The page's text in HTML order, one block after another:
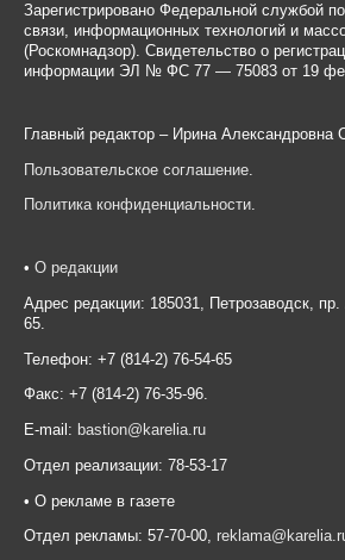
Зарегистрировано Федеральной службой
связи, информационных технологий и
(Роскомнадзор). Свидетельство о
информации ЭЛ № ФС 77 — 75083 от 19
Главный редактор – Ирина Александровна
Пользовательское соглашение
Политика конфиденциальности.
• О редакции
Адрес редакции: 185031, Петрозаводск, пр.
65.
Телефон: +7 (814-2) 76-54-65
Факс: +7 (814-2) 76-35-96.
E-mail: bastion@karelia.ru
Отдел реализации: 78-53-17
• О рекламе в газете
Отдел рекламы: 57-70-00,